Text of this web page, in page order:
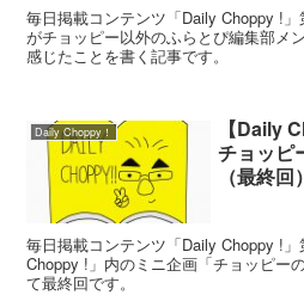
毎日掲載コンテンツ「Daily Choppy !
がチョッピー以外のふらとぴ編集部メ
感じたことを書く記事です。
Daily Choppy！
【Daily
チョッピ
（最終回）
毎日掲載コンテンツ「Daily Choppy !
Choppy !」内のミニ企画「チョッピー
て最終回です。